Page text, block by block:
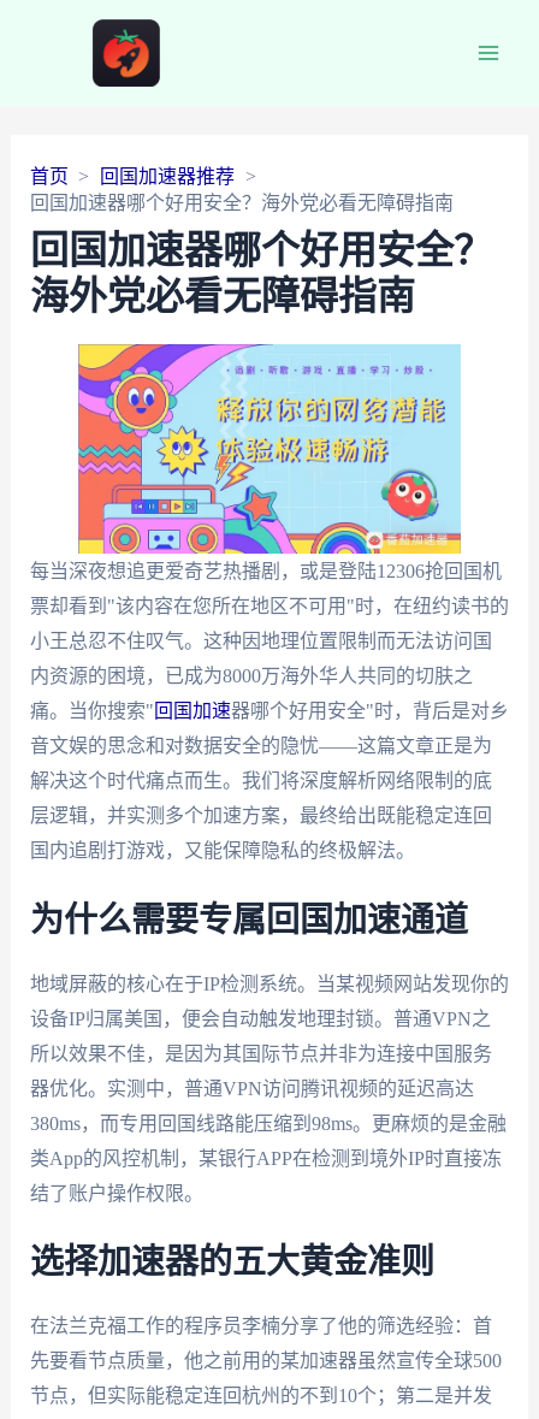
首页
回国加速器推荐
回国加速器哪个好用安全？海外党必看无障碍指南
回国加速器哪个好用安全？
海外党必看无障碍指南
每当深夜想追更爱奇艺热播剧，或是登陆12306抢回国机
票却看到"该内容在您所在地区不可用"时，在纽约读书的
小王总忍不住叹气。这种因地理位置限制而无法访问国
内资源的困境，已成为8000万海外华人共同的切肤之
痛。当你搜索"回国加速器哪个好用安全"时，背后是对乡
音文娱的思念和对数据安全的隐忧——这篇文章正是为
解决这个时代痛点而生。我们将深度解析网络限制的底
层逻辑，并实测多个加速方案，最终给出既能稳定连回
国内追剧打游戏，又能保障隐私的终极解法。
为什么需要专属回国加速通道
地域屏蔽的核心在于IP检测系统。当某视频网站发现你的
设备IP归属美国，便会自动触发地理封锁。普通VPN之
所以效果不佳，是因为其国际节点并非为连接中国服务
器优化。实测中，普通VPN访问腾讯视频的延迟高达
380ms，而专用回国线路能压缩到98ms。更麻烦的是金融
类App的风控机制，某银行APP在检测到境外IP时直接冻
结了账户操作权限。
选择加速器的五大黄金准则
在法兰克福工作的程序员李楠分享了他的筛选经验：首
先要看节点质量，他之前用的某加速器虽然宣传全球500
节点，但实际能稳定连回杭州的不到10个；第二是并发